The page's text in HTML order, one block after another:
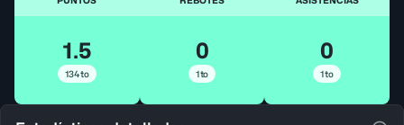
1.5
134to
0
1to
0
1to